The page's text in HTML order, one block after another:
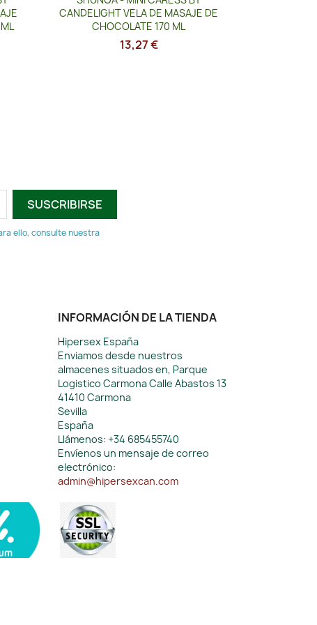
CANDELIGHT VELA DE MASAJE DE
CHOCOLATE 170 ML
13,27 €
ello, consulte nuestra
INFORMACIÓN DE LA TIENDA
Hipersex España
Enviamos desde nuestros
almacenes situados en, Parque
Logistico Carmona Calle Abastos 13
41410 Carmona
Sevilla
España
Llámenos: +34 685455740
Envíenos un mensaje de correo
electrónico:
admin@hipersexcan.com